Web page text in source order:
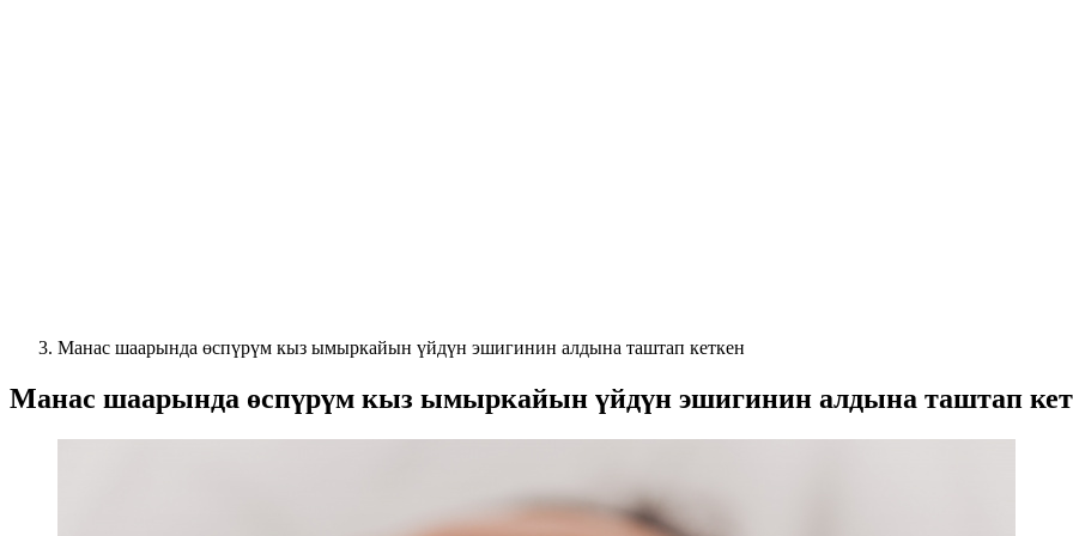
Манас шаарында өспүрүм кыз ымыркайын үйдүн эшигинин алдына таштап кеткен
Манас шаарында өспүрүм кыз ымыркайын үйдүн эшигинин алдына таштап